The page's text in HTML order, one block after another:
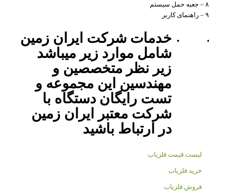
۸ – جعبه حمل سیستم
۹ – راهنمای کاربر
خدمات شرکت ایران زمین
شامل موارد زیر میباشد
زیر نظر متخصصین و
مهندسین این مجموعه و
تست رایگان دستگاه با
شرکت معتبر ایران زمین
در ارتباط باشید
لیست قیمت فلزیاب
خرید فلزیاب
فروش فلزیاب